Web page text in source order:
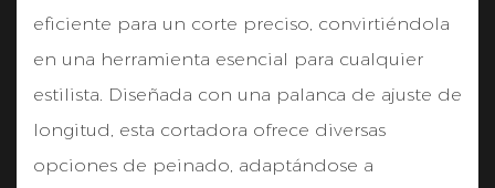
eficiente para un corte preciso, convirtiéndola
en una herramienta esencial para cualquier
estilista. Diseñada con una palanca de ajuste de
longitud, esta cortadora ofrece diversas
opciones de peinado, adaptándose a